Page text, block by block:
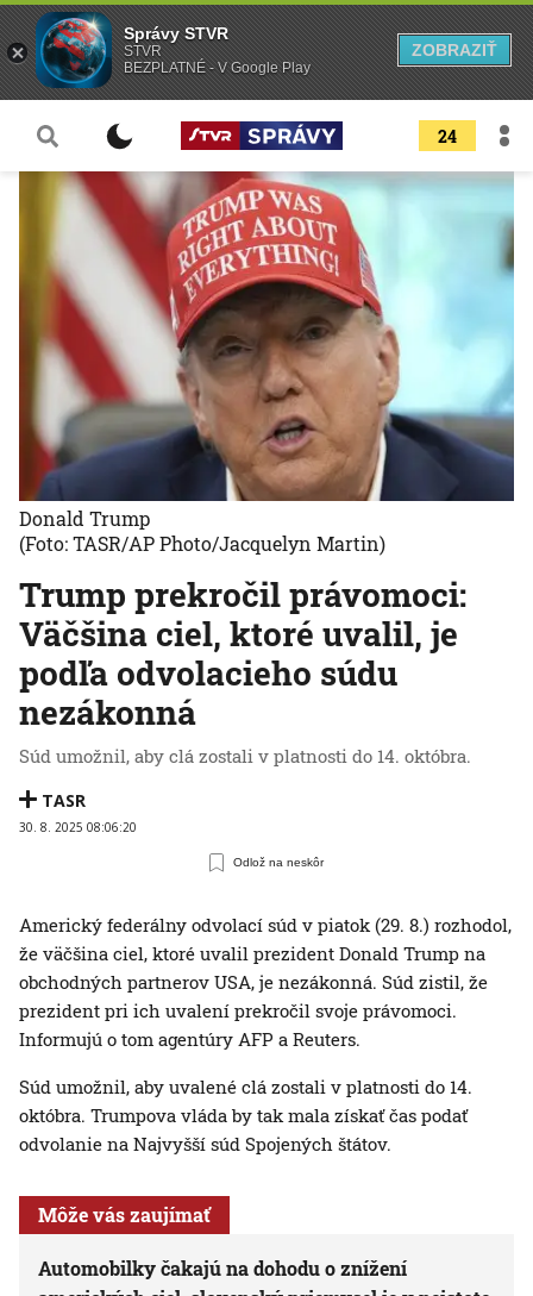
24
Trump prekročil právomoci:
Väčšina ciel, ktoré uvalil, je
podľa odvolacieho súdu
nezákonná
Súd umožnil, aby clá zostali v platnosti do 14. októbra.
TASR
30. 8. 2025 08:06:20
Odlož na neskôr
Donald Trump
(Foto: TASR/AP Photo/Jacquelyn Martin)
Americký federálny odvolací súd v piatok (29. 8.) rozhodol,
že väčšina ciel, ktoré uvalil prezident Donald Trump na
obchodných partnerov USA, je nezákonná. Súd zistil, že
prezident pri ich uvalení prekročil svoje právomoci.
Informujú o tom agentúry AFP a Reuters.
Súd umožnil, aby uvalené clá zostali v platnosti do 14.
októbra. Trumpova vláda by tak mala získať čas podať
odvolanie na Najvyšší súd Spojených štátov.
Môže vás zaujímať
Automobilky čakajú na dohodu o znížení
Správy STVR
STVR
BEZPLATNÉ - V Google Play
ZOBRAZIŤ